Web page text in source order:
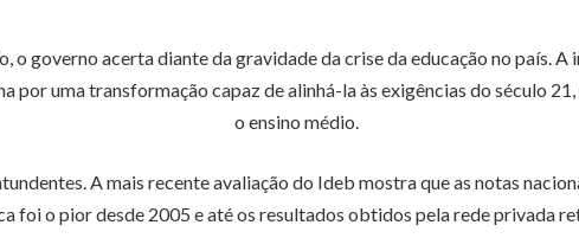
o governo acerta diante da gravidade da crise da educação no país.
por uma transformação capaz de alinhá-la às exigências do século
o ensino médio.
A mais recente avaliação do Ideb mostra que as notas
foi o pior desde 2005 e até os resultados obtidos pela rede privada